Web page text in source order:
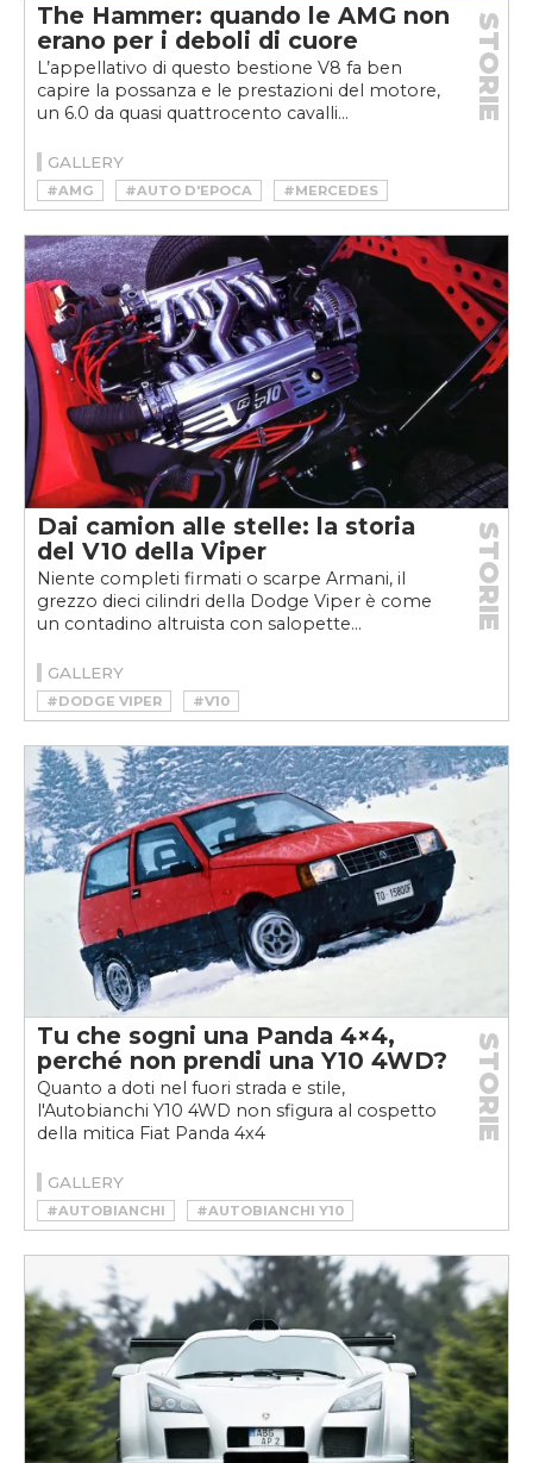
The Hammer: quando le AMG non
erano per i deboli di cuore
L’appellativo di questo bestione V8 fa ben
capire la possanza e le prestazioni del motore,
un 6.0 da quasi quattrocento cavalli...
STORIE
GALLERY
#AMG #AUTO D'EPOCA
#MERCEDES
#YOUNGTIMER
Dai camion alle stelle: la storia
del V10 della Viper
Niente completi firmati o scarpe Armani, il
grezzo dieci cilindri della Dodge Viper è come
un contadino altruista con salopette...
STORIE
GALLERY
#DODGE VIPER #V10
Tu che sogni una Panda 4×4,
perché non prendi una Y10 4WD?
Quanto a doti nel fuori strada e stile,
l'Autobianchi Y10 4WD non sfigura al cospetto
della mitica Fiat Panda 4x4
STORIE
GALLERY
#AUTOBIANCHI
#AUTOBIANCHI Y10
#AUTOBIANCHI Y10 4WD